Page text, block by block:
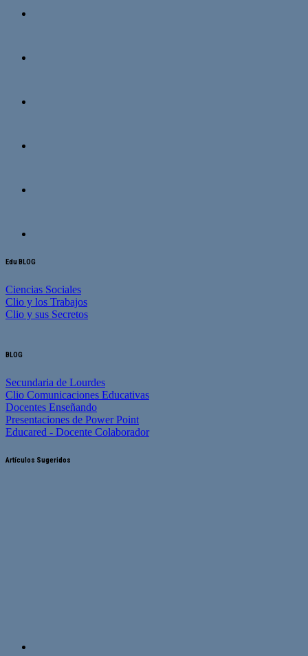
Edu BLOG
Ciencias Sociales
Clio y los Trabajos
Clio y sus Secretos
BLOG
Secundaria de Lourdes
Clio Comunicaciones Educativas
Docentes Enseñando
Presentaciones de Power Point
Educared - Docente Colaborador
Artículos Sugeridos